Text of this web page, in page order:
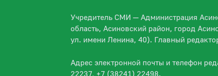
Учредитель СМИ — Администрация
область, Асиновский район, город
ул. имени Ленина, 40). Главный
Адрес электронной почты и телефон
22237, +7 (38241) 22498.